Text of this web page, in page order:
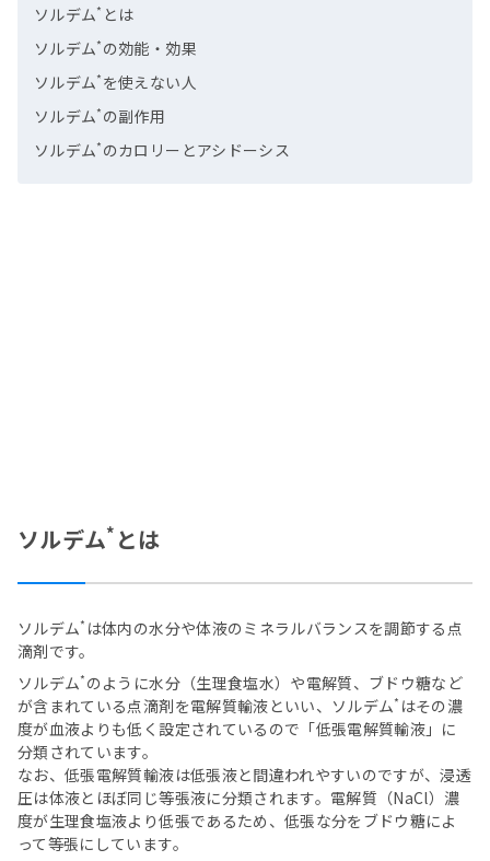
ソルデム* とは
ソルデム* の効能・効果
ソルデム* を使えない人
ソルデム* の副作用
ソルデム* のカロリーとアシドーシス
ソルデム* とは
ソルデム* は体内の水分や体液のミネラルバランスを調節する点
滴剤です。
ソルデム* のように水分（生理食塩水）や電解質、ブドウ糖など
が含まれている点滴剤を電解質輸液といい、ソルデム* はその濃
度が血液よりも低く設定されているので「低張電解質輸液」に
分類されています。
なお、低張電解質輸液は低張液と間違われやすいのですが、浸透
圧は体液とほぼ同じ等張液に分類されます。電解質（NaCl）濃
度が生理食塩液より低張であるため、低張な分をブドウ糖によ
って等張にしています。